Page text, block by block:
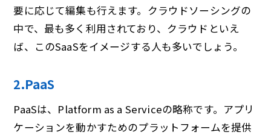
要に応じて編集も行えます。クラウドソーシングの
中で、最も多く利用されており、クラウドといえ
ば、このSaaSをイメージする人も多いでしょう。
2.PaaS
PaaSは、Platform as a Serviceの略称です。アプリ
ケーションを動かすためのプラットフォームを提供